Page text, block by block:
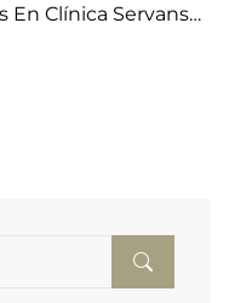
En Clínica Servans…